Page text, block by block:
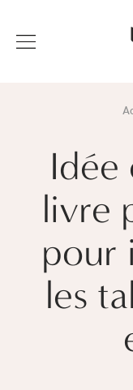
Idée
livre
pour
les